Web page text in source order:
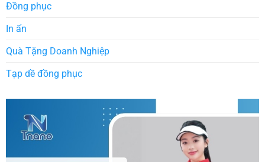
Đồng phục
In ấn
Quà Tặng Doanh Nghiệp
Tạp dề đồng phục